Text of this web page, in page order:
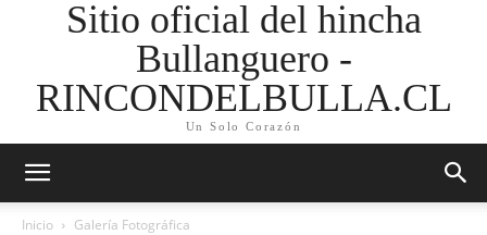
Sitio oficial del hincha
Bullanguero -
RINCONDELBULLA.CL
Un Solo Corazón
Inicio Galería Fotográfica